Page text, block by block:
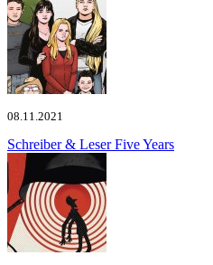
08.11.2021
Schreiber & LeserFive Years